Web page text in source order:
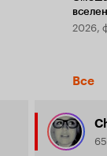
2026,
Все